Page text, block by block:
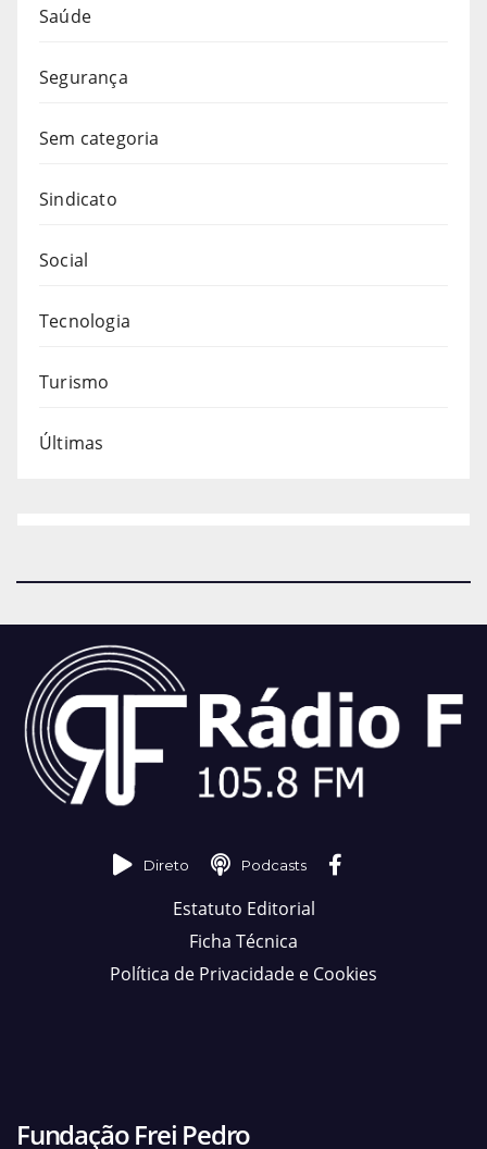
Saúde
Segurança
Sem categoria
Sindicato
Social
Tecnologia
Turismo
Últimas
Direto Podcasts
Estatuto Editorial
Ficha Técnica
Política de Privacidade e Cookies
Fundação Frei Pedro